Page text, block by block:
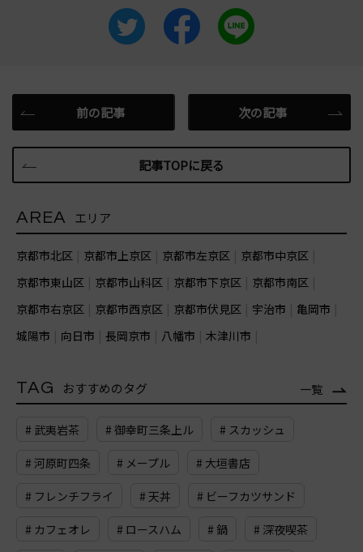
前の記事
記事TOPに戻る
次の記事
AREA エリア
京都市北区 京都市上京区 京都市左京区
京都市中京区
京都市東山区
京都市山科区 京都市下京区
京都市南区
京都市右京区
京都市西京区 京都市伏見区 宇治市
亀岡市
城陽市
向日市 長岡京市 八幡市 木津川市
TAG おすすめのタグ 一覧
# 武夷岩茶 # 御幸町三条上ル # スカッシュ
# 河原町四条 # メープル # 大垣書店
# フレンチフライ # 天丼 # ビーフカツサンド
# カフェオレ # ロースハム # 鍋 # 深夜喫茶